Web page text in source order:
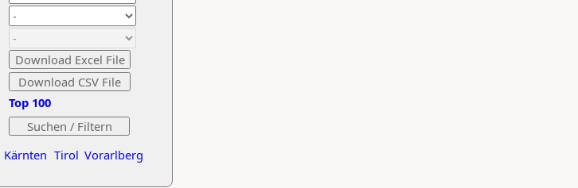
Kärnten Tirol Vorarlberg
Top 100